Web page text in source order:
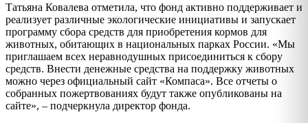
Татьяна Ковалева отметила, что фонд активно поддерживает и
реализует различные экологические инициативы и запускает
программу сбора средств для приобретения кормов для
животных, обитающих в национальных парках России. «Мы
приглашаем всех неравнодушных присоединиться к сбору
средств. Внести денежные средства на поддержку животных
можно через официальный сайт «Компаса». Все отчеты о
собранных пожертвованиях будут также опубликованы на
сайте», – подчеркнула директор фонда.